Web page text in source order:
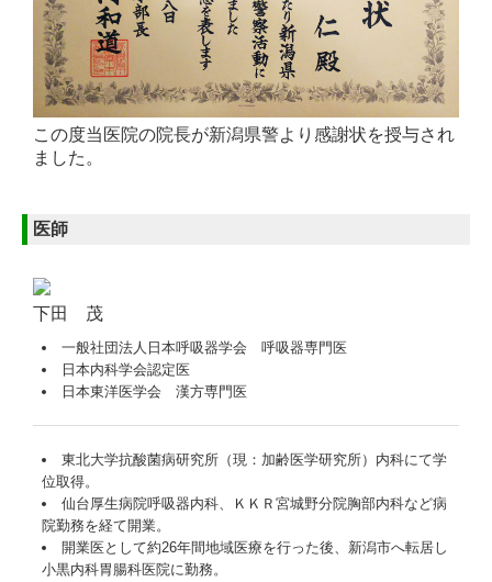
この度当医院の院長が新潟県警より感謝状を授与され
ました。
医師
下田 茂
一般社団法人日本呼吸器学会 呼吸器専門医
日本内科学会認定医
日本東洋医学会 漢方専門医
東北大学抗酸菌病研究所（現：加齢医学研究所）内科にて学
位取得。
仙台厚生病院呼吸器内科、ＫＫＲ宮城野分院胸部内科など病
院勤務を経て開業。
開業医として約26年間地域医療を行った後、新潟市へ転居し
小黒内科胃腸科医院に勤務。